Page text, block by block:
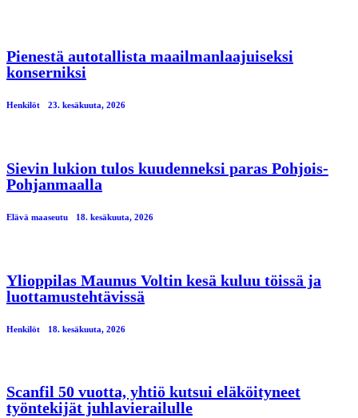
Pienestä autotallista maailmanlaajuiseksi
konserniksi
Henkilöt 23. kesäkuuta, 2026
Sievin lukion tulos kuudenneksi paras Pohjois-
Pohjanmaalla
Elävä maaseutu 18. kesäkuuta, 2026
Ylioppilas Maunus Voltin kesä kuluu töissä ja
luottamustehtävissä
Henkilöt 18. kesäkuuta, 2026
Scanfil 50 vuotta, yhtiö kutsui eläköityneet
työntekijät juhlavierailulle